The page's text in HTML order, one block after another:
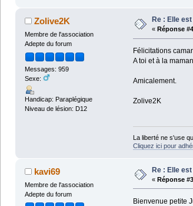
Zolive2K
Membre de l'association
Adepte du forum
Messages: 959
Sexe:
Handicap: Paraplégique
Niveau de lésion: D12
Re : Elle
« Réponse
Félicitations
A toi et à la
Amicalement.
Zolive2K
La liberté ne s'use
Cliquez ici pour
kavi69
Membre de l'association
Adepte du forum
Re : Elle
« Réponse
Bienvenue petite